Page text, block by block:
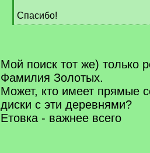
Спасибо!
[
]
Мой поиск тот же) только
Фамилия Золотых.
Может, кто имеет прямые
диски с эти деревнями?
Етовка - важнее всего